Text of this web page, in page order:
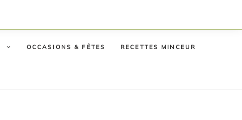
OCCASIONS & FÊTES RECETTES MINCEUR